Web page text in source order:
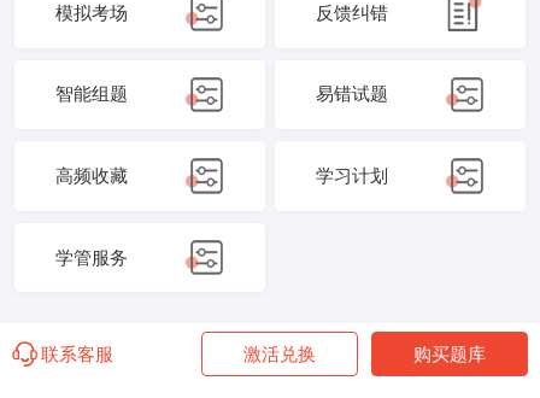
模拟考场 反馈纠错
智能组题 易错试题
高频收藏 学习计划
学管服务
联系客服 激活兑换 购买题库